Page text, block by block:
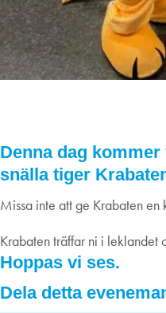
Denna dag
snälla tiger
Missa inte att ge Krabaten en
Krabaten träffar ni i leklandet
Hoppas vi ses.
Dela detta